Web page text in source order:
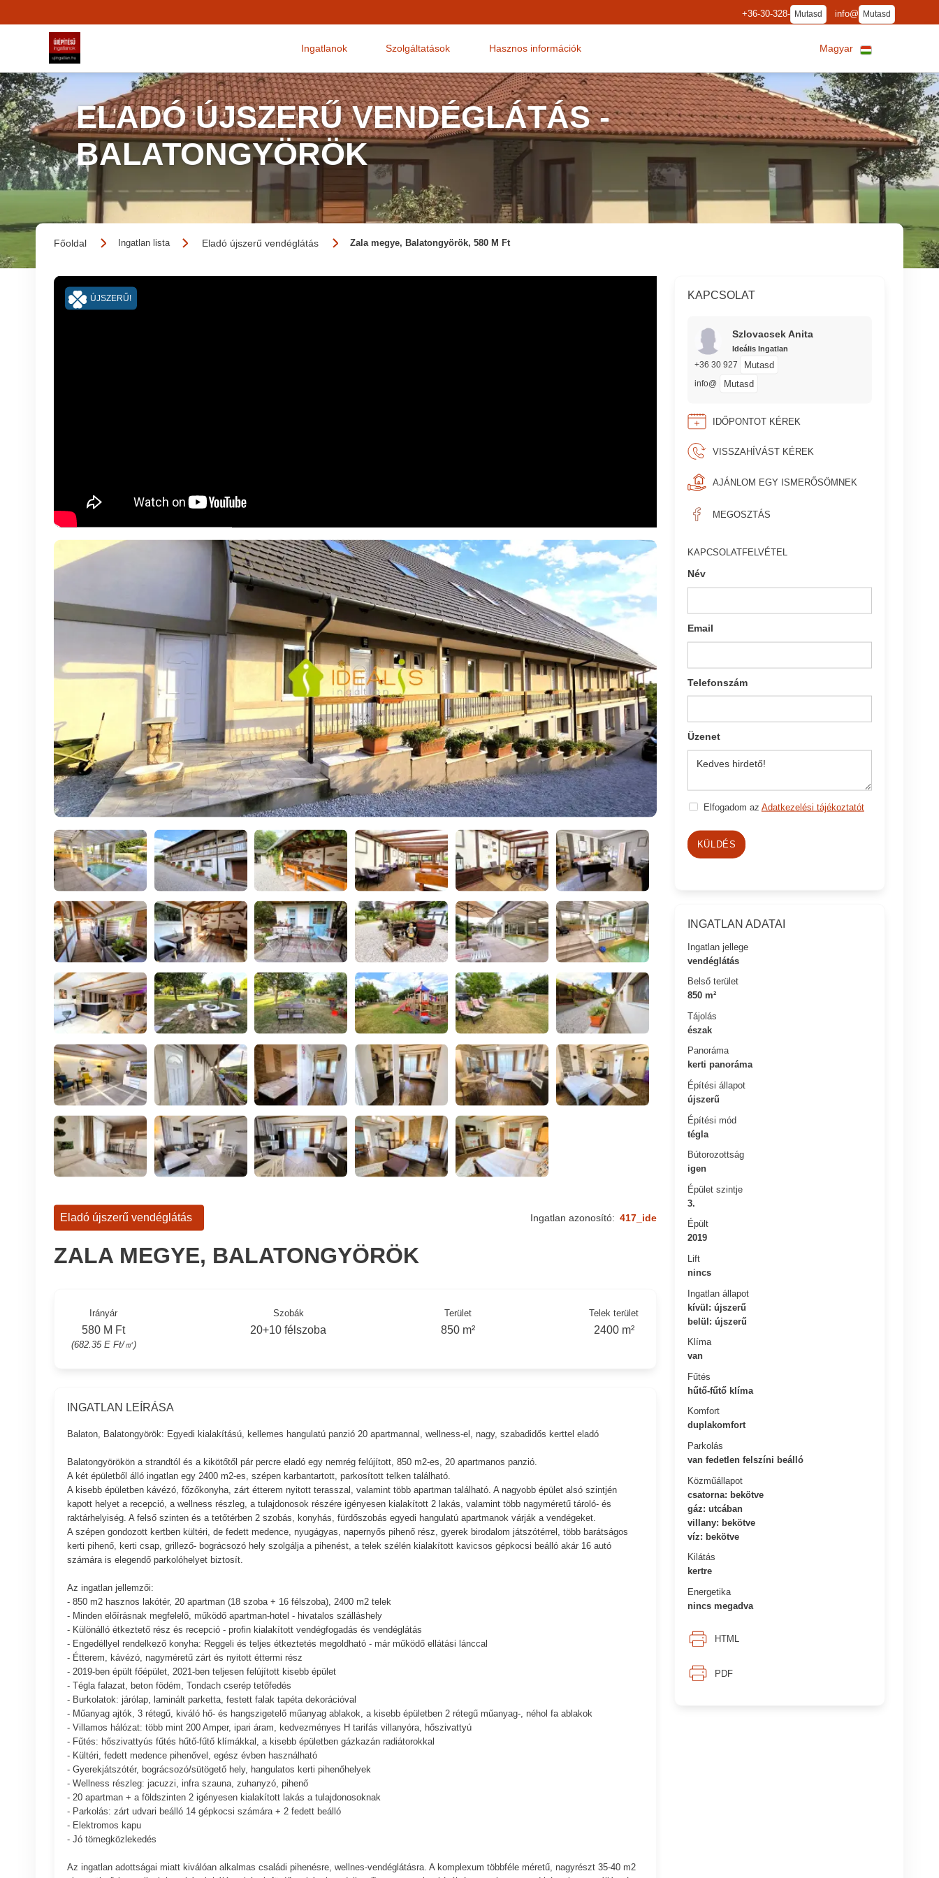
+36-30-328- Mutasd info@ Mutasd
Ingatlanok Szolgáltatások Hasznos információk Magyar
ELADÓ ÚJSZERŰ VENDÉGLÁTÁS -
BALATONGYÖRÖK
Főoldal Ingatlan lista Eladó újszerű vendéglátás Zala megye, Balatongyörök, 580 M Ft
ÚJSZERŰ! KAPCSOLAT
Szlovacsek Anita
Ideális Ingatlan
+36 30 927 Mutasd
info@ Mutasd
IDŐPONTOT KÉREK
VISSZAHÍVÁST KÉREK
AJÁNLOM EGY ISMERŐSÖMNEK
MEGOSZTÁS
KAPCSOLATFELVÉTEL
Név
Email
Telefonszám
Üzenet
Elfogadom az Adatkezelési tájékoztatót
KÜLDÉS
INGATLAN ADATAI
Ingatlan jellege
vendéglátás
Belső terület
850 m²
Tájolás
észak
Panoráma
kerti panoráma
Építési állapot
újszerű
Építési mód
tégla
Bútorozottság
igen
Épület szintje
3.
Épült
2019
Lift
nincs
Ingatlan állapot
kívül: újszerű
belül: újszerű
Klíma
van
Fűtés
hűtő-fűtő klíma
Komfort
duplakomfort
Parkolás
van fedetlen felszíni beálló
Közműállapot
csatorna: bekötve
gáz: utcában
villany: bekötve
víz: bekötve
Kilátás
kertre
Energetika
nincs megadva
HTML
PDF
Eladó újszerű vendéglátás Ingatlan azonosító: 417_ide
ZALA MEGYE, BALATONGYÖRÖK
Irányár
580 M Ft
(682.35 E Ft/㎡)
Szobák
20+10 félszoba
Terület
850 m²
Telek terület
2400 m²
INGATLAN LEÍRÁSA
Balaton, Balatongyörök: Egyedi kialakítású, kellemes hangulatú panzió 20 apartmannal, wellness-el, nagy, szabadidős kerttel eladó
Balatongyörökön a strandtól és a kikötőtől pár percre eladó egy nemrég felújított, 850 m2-es, 20 apartmanos panzió.
A két épületből álló ingatlan egy 2400 m2-es, szépen karbantartott, parkosított telken található.
A kisebb épületben kávézó, főzőkonyha, zárt étterem nyitott terasszal, valamint több apartman található. A nagyobb épület alsó szintjén
kapott helyet a recepció, a wellness részleg, a tulajdonosok részére igényesen kialakított 2 lakás, valamint több nagyméretű tároló- és
raktárhelyiség. A felső szinten és a tetőtérben 2 szobás, konyhás, fürdőszobás egyedi hangulatú apartmanok várják a vendégeket.
A szépen gondozott kertben kültéri, de fedett medence, nyugágyas, napernyős pihenő rész, gyerek birodalom játszótérrel, több barátságos
kerti pihenő, kerti csap, grillező- bográcsozó hely szolgálja a pihenést, a telek szélén kialakított kavicsos gépkocsi beálló akár 16 autó
számára is elegendő parkolóhelyet biztosít.
Az ingatlan jellemzői:
- 850 m2 hasznos lakótér, 20 apartman (18 szoba + 16 félszoba), 2400 m2 telek
- Minden előírásnak megfelelő, működő apartman-hotel - hivatalos szálláshely
- Különálló étkeztető rész és recepció - profin kialakított vendégfogadás és vendéglátás
- Engedéllyel rendelkező konyha: Reggeli és teljes étkeztetés megoldható - már működő ellátási lánccal
- Étterem, kávézó, nagyméretű zárt és nyitott éttermi rész
- 2019-ben épült főépület, 2021-ben teljesen felújított kisebb épület
- Tégla falazat, beton födém, Tondach cserép tetőfedés
- Burkolatok: járólap, laminált parketta, festett falak tapéta dekorációval
- Műanyag ajtók, 3 rétegű, kiváló hő- és hangszigetelő műanyag ablakok, a kisebb épületben 2 rétegű műanyag-, néhol fa ablakok
- Villamos hálózat: több mint 200 Amper, ipari áram, kedvezményes H tarifás villanyóra, hőszivattyú
- Fűtés: hőszivattyús fűtés hűtő-fűtő klímákkal, a kisebb épületben gázkazán radiátorokkal
- Kültéri, fedett medence pihenővel, egész évben használható
- Gyerekjátszótér, bográcsozó/sütögető hely, hangulatos kerti pihenőhelyek
- Wellness részleg: jacuzzi, infra szauna, zuhanyzó, pihenő
- 20 apartman + a földszinten 2 igényesen kialakított lakás a tulajdonosoknak
- Parkolás: zárt udvari beálló 14 gépkocsi számára + 2 fedett beálló
- Elektromos kapu
- Jó tömegközlekedés
Az ingatlan adottságai miatt kiválóan alkalmas családi pihenésre, wellnes-vendéglátásra. A komplexum többféle méretű, nagyrészt 35-40 m2